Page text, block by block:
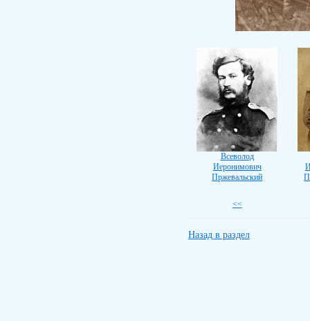
Всеволод
Иеронимович
Пржевальский
<<
Назад в раздел